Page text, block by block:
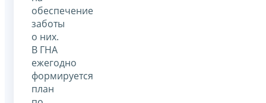
обеспечение
заботы
о них.
В ГНА
ежегодно
формируется
план